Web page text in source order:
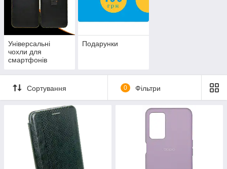
Універсальні
чохли для
смартфонів
Подарунки
Сортування 0 Фільтри